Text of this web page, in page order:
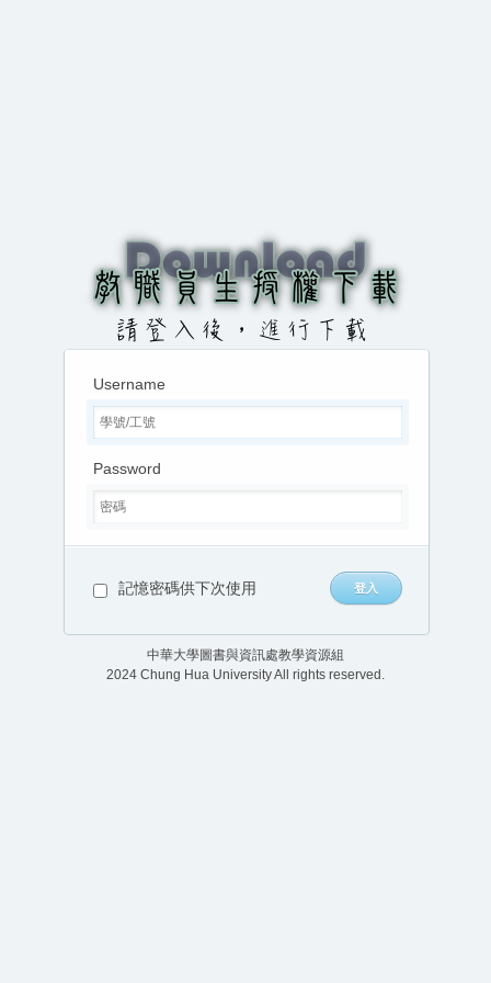
Username
Password
記憶密碼供下次使用
中華大學圖書與資訊處教學資源組
2024 Chung Hua University All rights reserved.